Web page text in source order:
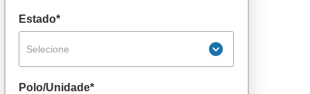
Estado*
Selecione
Polo/Unidade*